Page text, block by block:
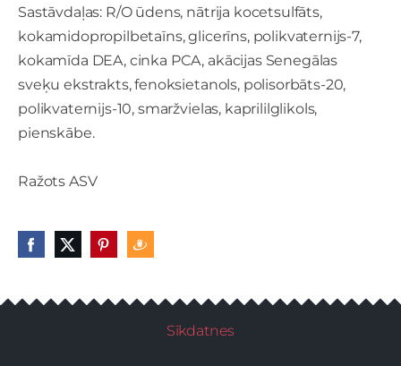
Sastāvdaļas: R/O ūdens, nātrija kocetsulfāts,
kokamidopropilbetaīns, glicerīns, polikvaternijs-7,
kokamīda DEA, cinka PCA, akācijas Senegālas
sveķu ekstrakts, fenoksietanols, polisorbāts-20,
polikvaternijs-10, smaržvielas, kaprililglikols,
pienskābe.
Ražots ASV
Sīkdatnes